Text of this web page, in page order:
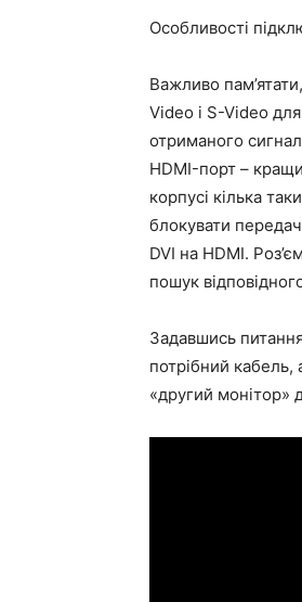
Особливості
Важливо
Video і S-Video для
отриманого
HDMI-порт –
корпусі кілька
блокувати
DVI на HDMI.
пошук
Задавшись
потрібний
«другий монітор»